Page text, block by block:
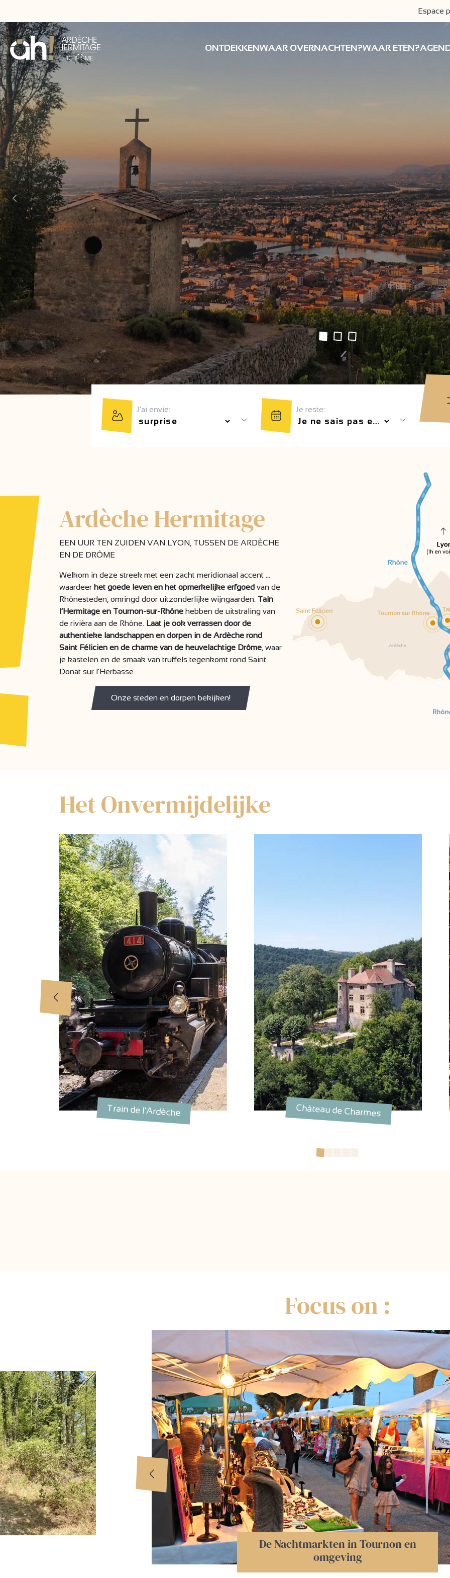
Espace
ONTDEKKENWAAR OVERNACHTEN?WAAR ETEN?
Previous
J'ai envie: Je reste:
Ardèche Hermitage
EEN UUR TEN ZUIDEN VAN LYON, TUSSEN DE ARDÈCHE
EN DE DRÔME
Welkom in deze streek met een zacht meridionaal accent ...
waardeer het goede leven en het opmerkelijke erfgoed van de
Rhônesteden, omringd door uitzonderlijke wijngaarden. Tain
l’Hermitage en Tournon-sur-Rhône hebben de uitstraling van
de rivièra aan de Rhône. Laat je ook verrassen door de
authentieke landschappen en dorpen in de Ardèche rond
Saint Félicien en de charme van de heuvelachtige Drôme , waar
je kastelen en de smaak van truffels tegenkomt rond Saint
Donat sur l'Herbasse.
Onze steden en dorpen bekijken!
Het Onvermijdelijke
Train de l'Ardèche Château de Charmes
Focus on :
Cruise on the Rhône from Tournon